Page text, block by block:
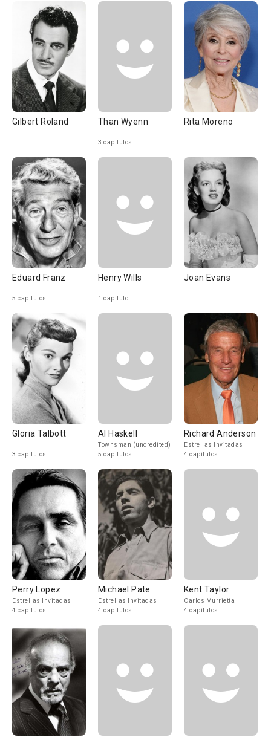
Gilbert Roland Than Wyenn
3 capítulos
Rita Moreno
Eduard Franz
5 capítulos
Henry Wills
1 capítulo
Joan Evans
Gloria Talbott
3 capítulos
Al Haskell
Townsman (uncredited)
5 capítulos
Richard Anderson
Estrellas Invitadas
4 capítulos
Perry Lopez
Estrellas Invitadas
4 capítulos
Michael Pate
Estrellas Invitadas
4 capítulos
Kent Taylor
Carlos Murrietta
4 capítulos